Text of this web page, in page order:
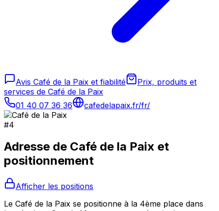
Avis Café de la Paix et fiabilité
Prix, produits et
services de Café de la Paix
01 40 07 36 36
cafedelapaix.fr/fr/
#4
Adresse de Café de la Paix et
positionnement
Afficher les positions
Le Café de la Paix se positionne à la 4ème place dans